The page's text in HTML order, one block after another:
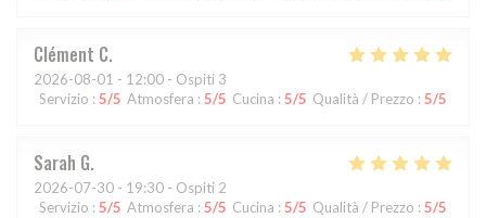
Clément C
2026-08-01 - 12:00 - Ospiti 3
Servizio : 5/5 Atmosfera : 5/5 Cucina : 5/5 Qualità / Prezzo : 5/5
Sarah G
2026-07-30 - 19:30 - Ospiti 2
Servizio : 5/5 Atmosfera : 5/5 Cucina : 5/5 Qualità / Prezzo : 5/5